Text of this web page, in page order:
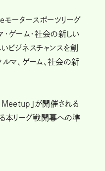
ータースポーツリーグ
・ゲーム・社会の新しい
ビジネスチャンスを創
マ、ゲーム、社会の新
」が開催される
本リーグ戦開幕への準